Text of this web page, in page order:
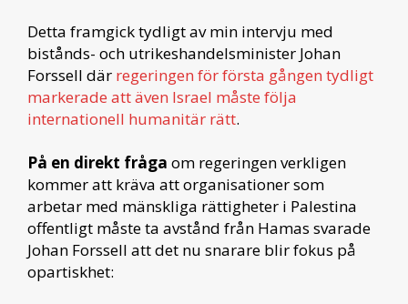
Detta framgick tydligt av min intervju med
bistånds- och utrikeshandelsminister Johan
Forssell där regeringen för första gången tydligt
markerade att även Israel måste följa
internationell humanitär rätt.
På en direkt fråga om regeringen verkligen
kommer att kräva att organisationer som
arbetar med mänskliga rättigheter i Palestina
offentligt måste ta avstånd från Hamas svarade
Johan Forssell att det nu snarare blir fokus på
opartiskhet: